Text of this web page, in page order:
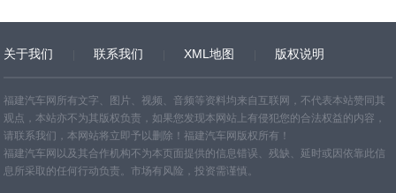
关于我们 联系我们 XML地图 版权说明
网站地图 TXT
福建汽车网所有文字、图片、视频、音频等资料均来自互联网，不代表本站赞同其
观点，本站亦不为其版权负责，如果您发现本网站上有侵犯您的合法权益的内容，
请联系我们，本网站将立即予以删除！福建汽车网版权所有！
福建汽车网以及其合作机构不为本页面提供的信息错误、残缺、延时或因依靠此信
息所采取的任何行动负责。市场有风险，投资需谨慎。